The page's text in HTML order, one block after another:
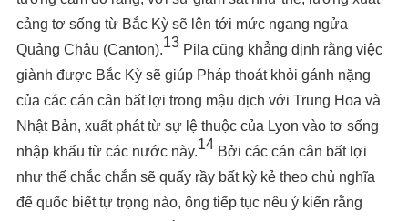
cảng tơ sống từ Bắc Kỳ sẽ lên tới mức ngang ngửa
Quảng Châu (Canton).13 Pila cũng khẳng định rằng việc
giành được Bắc Kỳ sẽ giúp Pháp thoát khỏi gánh nặng
của các cán cân bất lợi trong mậu dịch với Trung Hoa và
Nhật Bản, xuất phát từ sự lệ thuộc của Lyon vào tơ sống
nhập khẩu từ các nước này.14 Bởi các cán cân bất lợi
như thế chắc chắn sẽ quấy rầy bất kỳ kẻ theo chủ nghĩa
đế quốc biết tự trọng nào, ông tiếp tục nêu ý kiến rằng